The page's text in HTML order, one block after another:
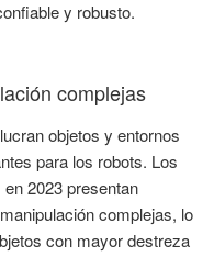
y robusto.
complejas
objetos y entornos
para los robots. Los
2023 presentan
complejas, lo
con mayor destreza